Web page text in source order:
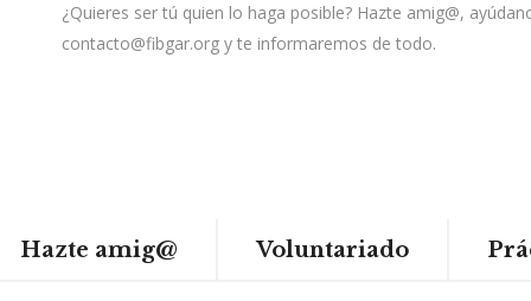
¿Quieres ser tú quien lo haga posible? Hazte amig@,
contacto@fibgar.org y te informaremos de todo.
Hazte amig@ Voluntariado